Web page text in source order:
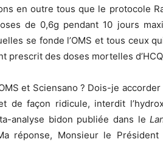
en outre tous que le protocole
de 0,6g pendant 10 jours
se fonde l’OMS et tous ceux
prescrit des doses mortelles
et Sciensano ? Dois-je
de façon ridicule, interdit
analyse bidon publiée dans le
réponse, Monsieur le